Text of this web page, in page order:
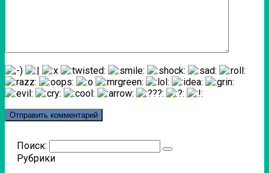
Поиск:
Рубрики